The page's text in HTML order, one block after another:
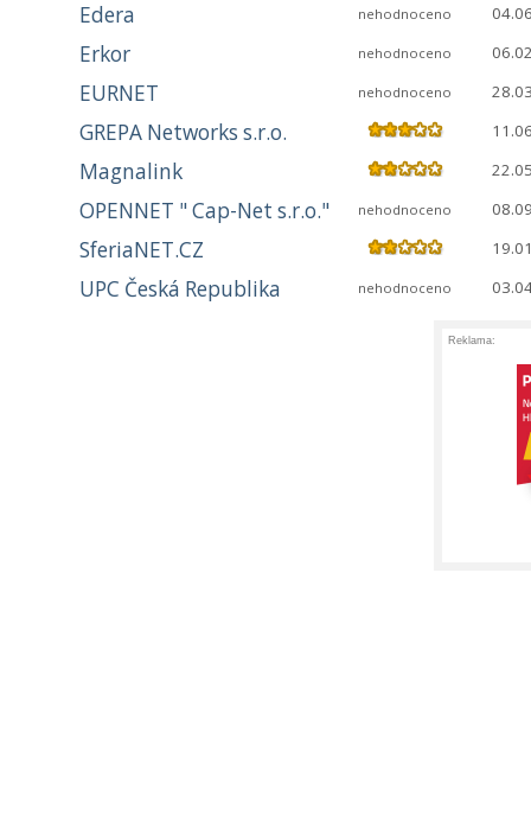
Edera nehodnoceno
Erkor nehodnoceno
EURNET nehodnoceno
GREPA Networks s.r.o.
Magnalink
OPENNET " Cap-Net s.r.o." nehodnoceno
SferiaNET.CZ
UPC Česká Republika nehodnoceno
Reklama: